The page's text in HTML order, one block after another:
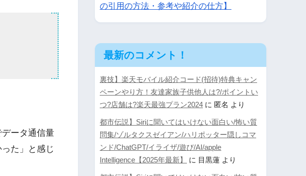
ータ通信量
た」と感じ
の引用の方法・参考や紹介の仕方】
最新のコメント！
裏技】楽天モバイル紹介コード(招待)特典キャン
ペーンやり方！友達家族子供他人は?/ポイントい
つ?店舗は?楽天最強プラン2024 に 匿名 より
都市伝説】Siriに聞いてはいけない面白い/怖い質
問集/ゾルタクスゼイアン/ハリポッター隠しコマ
ンド/ChatGPT/イライザ/遊び/AI/apple
Intelligence【2025年最新】
に 目黒蓮 より